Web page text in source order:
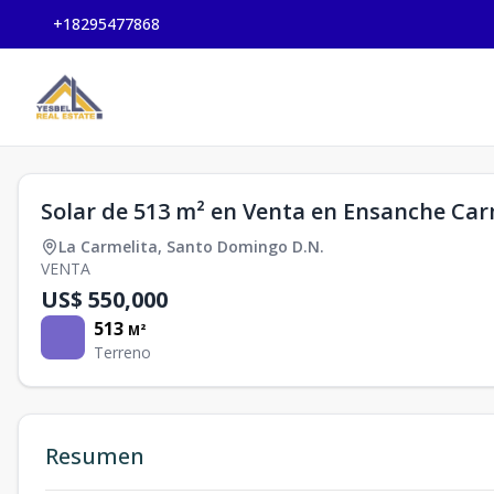
+18295477868
Solar de 513 m² en Venta en Ensanche
La Carmelita, Santo Domingo D.N.
VENTA
US$ 550,000
513 M²
Terreno
Resumen